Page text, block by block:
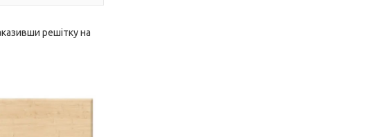
решітку на